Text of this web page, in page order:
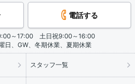
電話する
～17:00 土日祝9:00～16:00
日、GW、冬期休業、夏期休業
スタッフ一覧